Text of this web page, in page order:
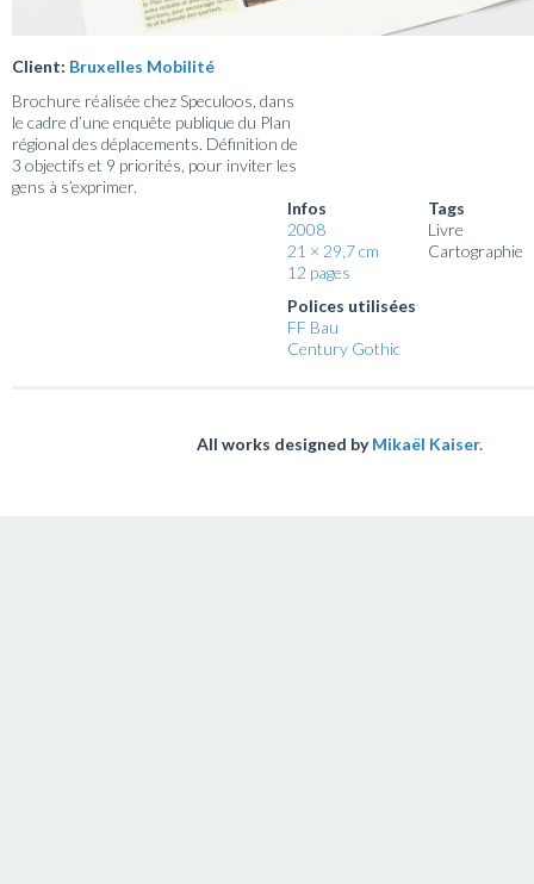
Client: Bruxelles Mobilité
Brochure réalisée chez Speculoos, dans
le cadre d’une enquête publique du Plan
régional des déplacements. Définition de
3 objectifs et 9 priorités, pour inviter les
gens à s’exprimer.
Infos
2008
21 × 29,7 cm
12 pages
Polices utilisées
FF Bau
Century Gothic
Tags
Livre
Cartographie
All works designed byMikaël Kaiser.